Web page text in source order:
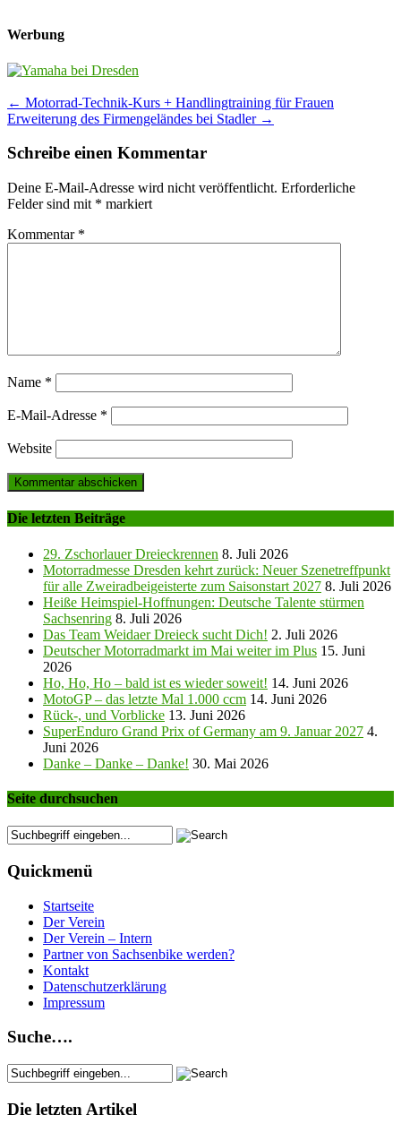
Werbung
Post
navigation
← Motorrad-Technik-Kurs + Handlingtraining für Frauen
Erweiterung des Firmengeländes bei Stadler →
Schreibe einen Kommentar
Deine E-Mail-Adresse wird nicht veröffentlicht. Erforderliche
Felder sind mit * markiert
Kommentar *
Name *
E-Mail-Adresse *
Website
Die letzten Beiträge
29. Zschorlauer Dreieckrennen 8. Juli 2026
Motorradmesse Dresden kehrt zurück: Neuer Szenetreffpunkt
für alle Zweiradbeigeisterte zum Saisonstart 2027 8. Juli 2026
Heiße Heimspiel-Hoffnungen: Deutsche Talente stürmen
Sachsenring 8. Juli 2026
Das Team Weidaer Dreieck sucht Dich! 2. Juli 2026
Deutscher Motorradmarkt im Mai weiter im Plus 15. Juni
2026
Ho, Ho, Ho – bald ist es wieder soweit! 14. Juni 2026
MotoGP – das letzte Mal 1.000 ccm 14. Juni 2026
Rück-, und Vorblicke 13. Juni 2026
SuperEnduro Grand Prix of Germany am 9. Januar 2027 4.
Juni 2026
Danke – Danke – Danke! 30. Mai 2026
Seite durchsuchen
Quickmenü
Startseite
Der Verein
Der Verein – Intern
Partner von Sachsenbike werden?
Kontakt
Datenschutzerklärung
Impressum
Suche….
Die letzten Artikel